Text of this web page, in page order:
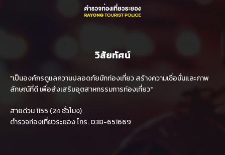
วิสัยทัศน์
"เป็นองค์กรดูแลความปลอดภัยนักท่องเที่ยว สร้างความเชื่อมั่นและภาพ
ลักษณ์ที่ดี เพื่อส่งเสริมอุตสาหกรรมการท่องเที่ยว"
สายด่วน 1155 (24 ชั่วโมง)
ตำรวจท่องเที่ยวระยอง โทร. 038-651669